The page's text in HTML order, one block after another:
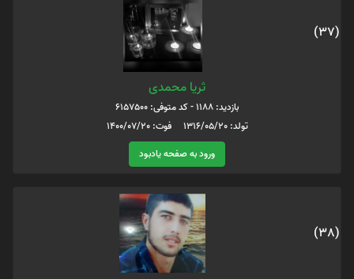
(37)
ثریا محمدی
بازدید: 1188 - کد متوفی: 6157500
تولد: 1316/05/20 فوت: 1400/07/20
ورود به صفحه یادبود
(38)